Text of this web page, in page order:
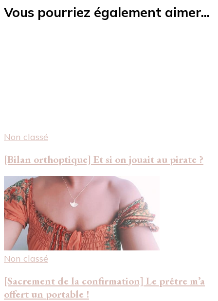
Vous pourriez également aimer...
Non classé
[Bilan orthoptique] Et si on jouait au pirate ?
Non classé
[Sacrement de la confirmation] Le prêtre m’a
offert un portable !